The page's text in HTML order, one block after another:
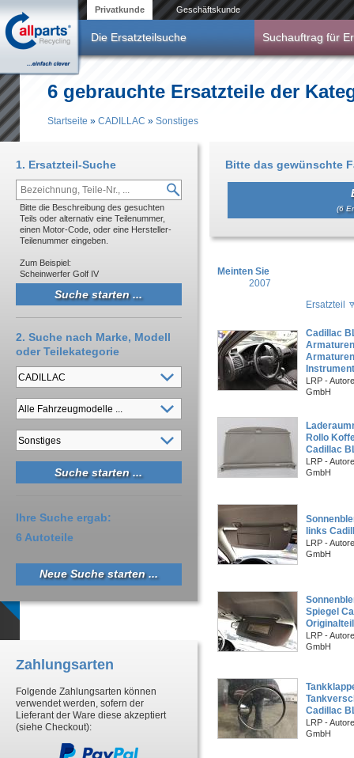
Privatkunde Geschäftskunde
Die Ersatzteilsuche Suchauftrag für
6 gebrauchte Ersatzteile der
Startseite » CADILLAC » Sonstiges
Bitte das gewünschte
(6
Meinten Sie
2007
Ersatzteil
Cadillac
LRP -
GmbH
Rollo
Cadillac
LRP -
GmbH
links
LRP -
GmbH
Spiegel
Originalteil
LRP -
GmbH
Cadillac
LRP -
GmbH
1. Ersatzteil-Suche
Bitte die Beschreibung des gesuchten
Teils oder alternativ eine Teilenummer,
einen Motor-Code, oder eine Hersteller-
Teilenummer eingeben.
Zum Beispiel:
Scheinwerfer Golf IV
2. Suche nach Marke, Modell
oder Teilekategorie
Ihre Suche ergab:
6 Autoteile
Neue Suche starten ...
Zahlungsarten
Folgende Zahlungsarten können
verwendet werden, sofern der
Lieferant der Ware diese akzeptiert
(siehe Checkout):